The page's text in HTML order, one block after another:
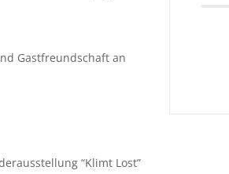
Gastfreundschaft an
“Klimt Lost”